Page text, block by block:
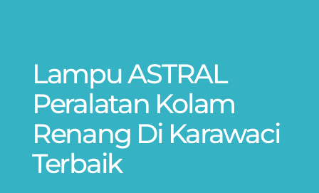
Lampu ASTRAL
Peralatan Kolam
Renang Di Karawaci
Terbaik